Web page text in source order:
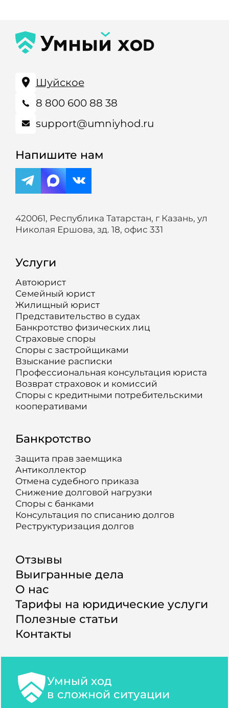
Шуйское
8 800 600 88 38
support@umniyhod.ru
Напишите нам
420061, Республика Татарстан, г Казань, ул
Николая Ершова, зд. 18, офис 331
Услуги
Автоюрист
Семейный юрист
Жилищный юрист
Представительство в судах
Банкротство физических лиц
Страховые споры
Споры с застройщиками
Взыскание расписки
Профессиональная консультация юриста
Возврат страховок и комиссий
Споры с кредитными потребительскими
кооперативами
Банкротство
Защита прав заемщика
Антиколлектор
Отмена судебного приказа
Снижение долговой нагрузки
Споры с банками
Консультация по списанию долгов
Реструктуризация долгов
Отзывы
Выигранные дела
О нас
Тарифы на юридические услуги
Полезные статьи
Контакты
Умный ход
в сложной ситуации